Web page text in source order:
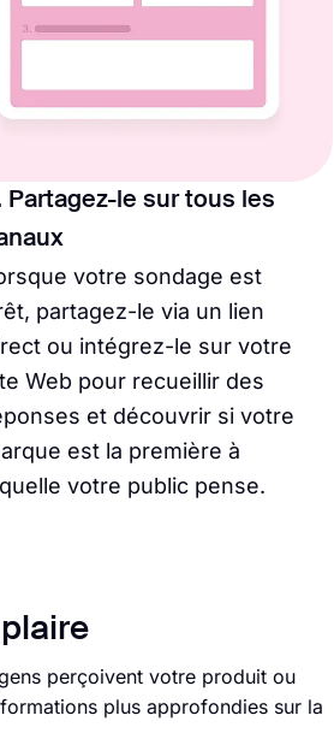
Partagez-le sur tous les
votre sondage est
partagez-le via un lien
ou intégrez-le sur votre
Web pour recueillir des
et découvrir si votre
est la première à
votre public pense.
perçoivent votre produit ou
plus approfondies sur la